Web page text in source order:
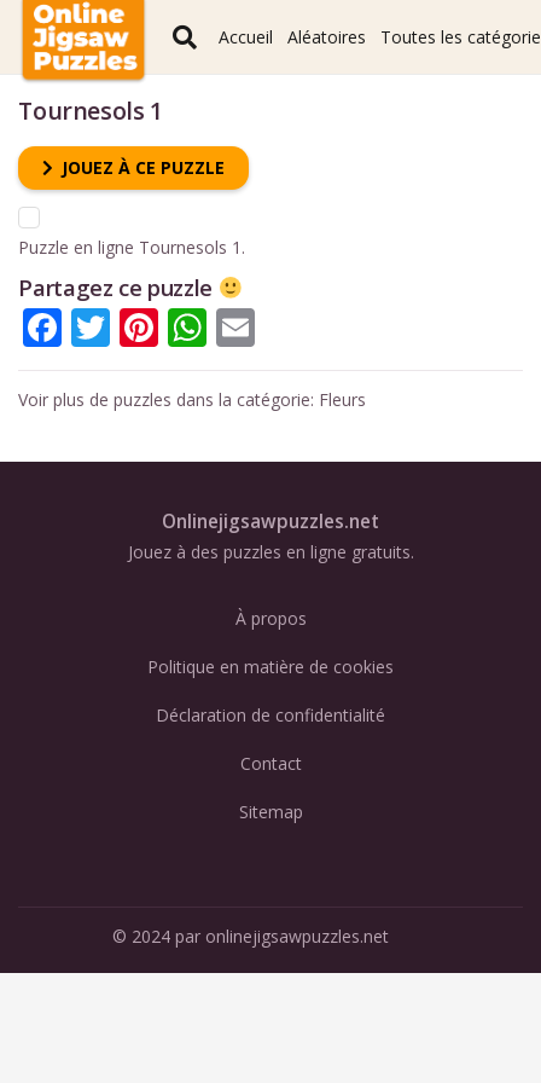
Accueil Aléatoires Toutes les
Tournesols 1
JOUEZ À CE PUZZLE
Puzzle en ligne Tournesols 1.
Partagez ce puzzle
Facebook
Twitter
Pinterest
WhatsApp
Voir plus de puzzles dans la catégorie: Fleurs
Onlinejigsawpuzzles.net
Jouez à des puzzles en ligne gratuits.
À propos
Politique en matière de cookies
Déclaration de confidentialité
Contact
Sitemap
© 2024 par onlinejigsawpuzzles.net